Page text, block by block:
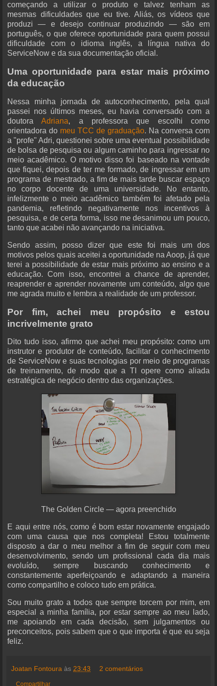
começando a utilizar o produto e talvez tenham as
mesmas dificuldades que eu tive. Aliás, os vídeos que
produzi — e desejo continuar produzindo — são em
português, o que oferece oportunidade para quem possui
dificuldade com o idioma inglês, a língua nativa do
ServiceNow e da sua documentação oficial.
Uma oportunidade para estar mais próximo
da educação
Nessa minha jornada de autoconhecimento, pela qual
passei nos últimos meses, eu havia conversado com a
doutoraAdriana, a professora que escolhi como
orientadora do meu TCC de graduação. Na conversa com
a "profe" Adri, questionei sobre uma eventual possibilidade
de bolsa de pesquisa ou algum caminho para ingressar no
meio acadêmico. O motivo disso foi baseado na vontade
que fiquei, depois de ter me formado, de ingressar em um
programa de mestrado, a fim de mais tarde buscar espaço
no corpo docente de uma universidade. No entanto,
infelizmente o meio acadêmico também foi afetado pela
pandemia, refletindo negativamente nos incentivos à
pesquisa, e de certa forma, isso me desanimou um pouco,
tanto que acabei não avançando na iniciativa.
Sendo assim, posso dizer que este foi mais um dos
motivos pelos quais aceitei a oportunidade na Aoop, já que
terei a possibilidade de estar mais próximo ao ensino e a
educação. Com isso, encontrei a chance de aprender,
reaprender e aprender novamente um conteúdo, algo que
me agrada muito e lembra a realidade de um professor.
Por fim, achei meu propósito e estou
incrivelmente grato
Dito tudo isso, afirmo que achei meu propósito: como um
instrutor e produtor de conteúdo, facilitar o conhecimento
de ServiceNow e suas tecnologias por meio de programas
de treinamento, de modo que a TI opere como aliada
estratégica de negócio dentro das organizações.
The Golden Circle — agora preenchido
E aqui entre nós, como é bom estar novamente engajado
com uma causa que nos completa! Estou totalmente
disposto a dar o meu melhor a fim de seguir com meu
desenvolvimento, sendo um profissional cada dia mais
evoluído, sempre buscando conhecimento e
constantemente aperfeiçoando e adaptando a maneira
como compartilho e coloco tudo em prática.
Sou muito grato a todos que sempre torcem por mim, em
especial a minha família, por estar sempre ao meu lado,
me apoiando em cada decisão, sem julgamentos ou
preconceitos, pois sabem que o que importa é que eu seja
feliz.
Joatan Fontoura às 23:43 2 comentários
Compartilhar